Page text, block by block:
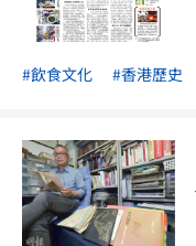
#飲食文化 #香港歷史